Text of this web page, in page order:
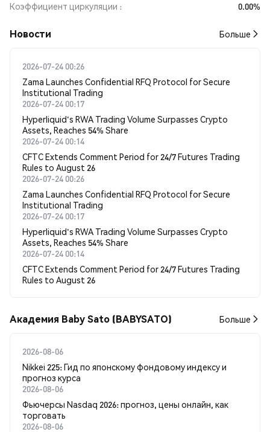
Коэффициент циркуляции
0.00%
Новости Больше
2026-07-24 00:26
Zama Launches Confidential RFQ Protocol for Secure
Institutional Trading
2026-07-24 00:17
Hyperliquid's RWA Trading Volume Surpasses Crypto
Assets, Reaches 54% Share
2026-07-24 00:14
CFTC Extends Comment Period for 24/7 Futures Trading
Rules to August 26
2026-07-24 00:26
Zama Launches Confidential RFQ Protocol for Secure
Institutional Trading
2026-07-24 00:17
Hyperliquid's RWA Trading Volume Surpasses Crypto
Assets, Reaches 54% Share
2026-07-24 00:14
CFTC Extends Comment Period for 24/7 Futures Trading
Rules to August 26
Академия Baby Sato (BABYSATO) Больше
2026-08-06
Nikkei 225: Гид по японскому фондовому индексу и
прогноз курса
2026-08-06
Фьючерсы Nasdaq 2026: прогноз, цены онлайн, как
торговать
2026-08-06